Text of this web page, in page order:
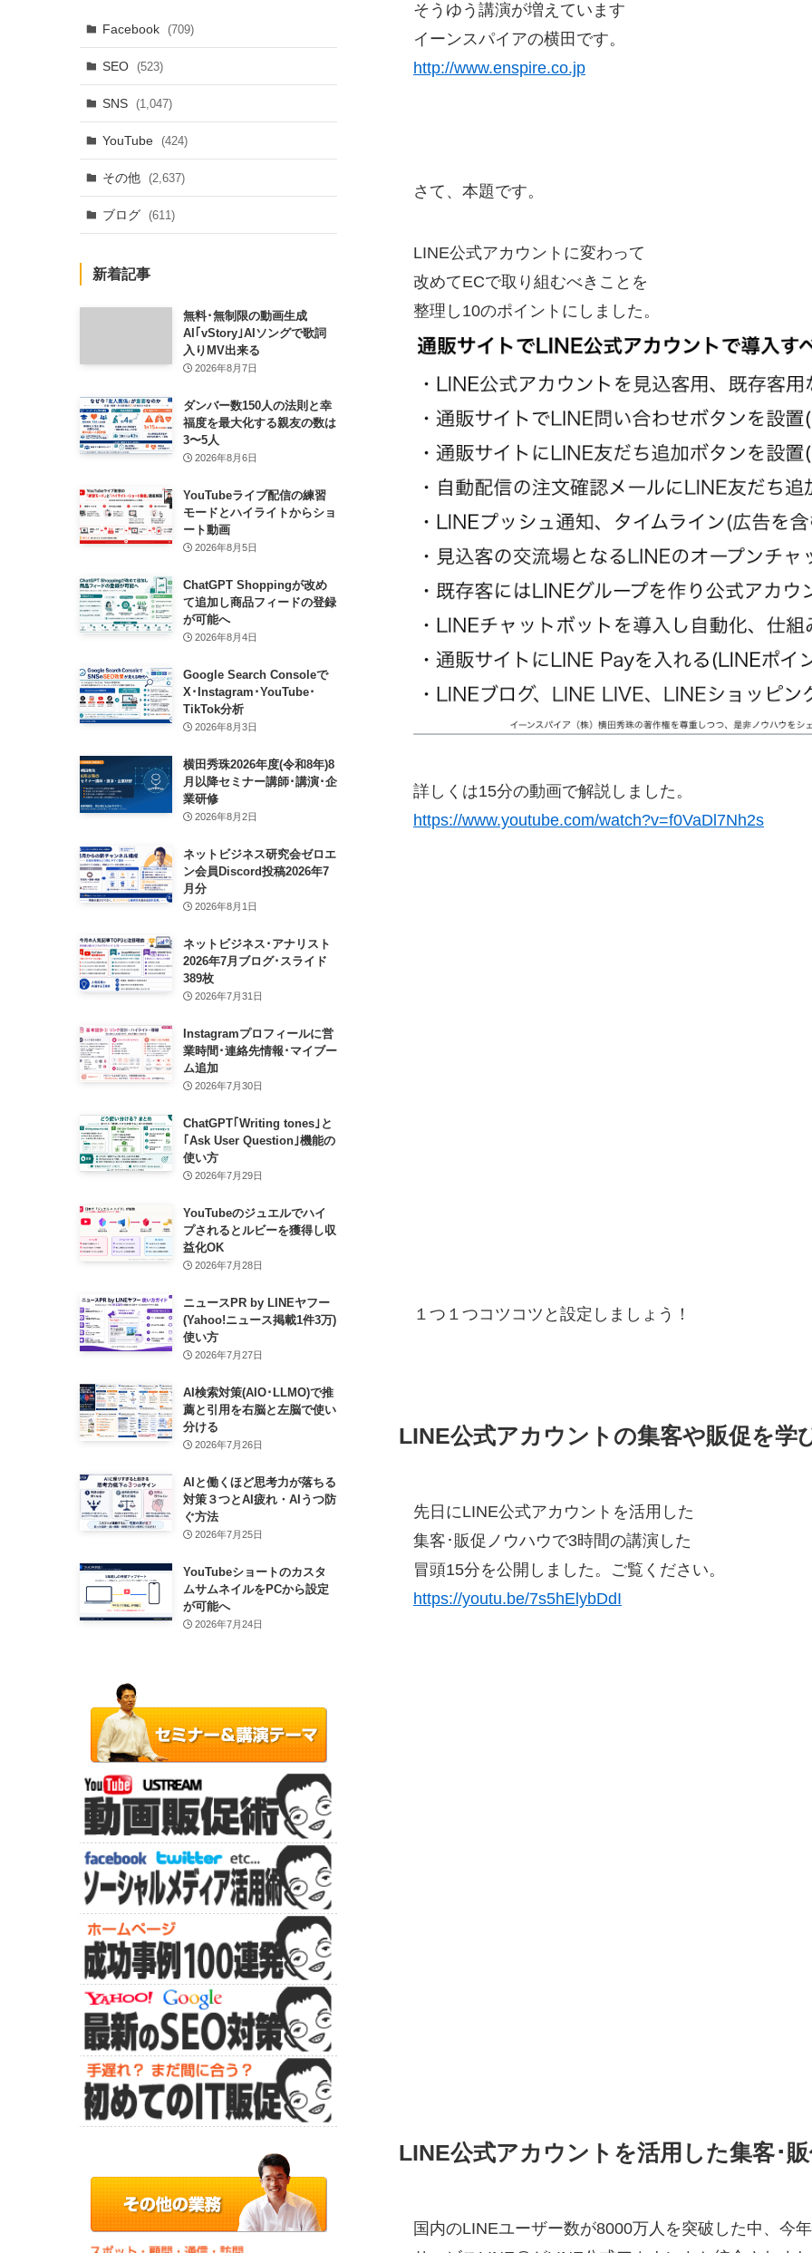
そうゆう講演が増えています
イーンスパイアの横田です。
http://www.enspire.co.jp
さて、本題です。
LINE公式アカウントに変わって
改めてECで取り組むべきことを
整理し10のポイントにしました。
詳しくは15分の動画で解説しました。
https://www.youtube.com/watch?v=f0VaDl7Nh2s
１つ１つコツコツと設定しましょう！
LINE公式アカウントの集客や販促を学
先日にLINE公式アカウントを活用した
集客･販促ノウハウで3時間の講演した
冒頭15分を公開しました。ご覧ください。
https://youtu.be/7s5hElybDdI
LINE公式アカウントを活用した集客･
国内のLINEユーザー数が8000万人を突破した中、今
た
記
事
Facebook (709)
SEO (523)
SNS (1,047)
YouTube (424)
その他 (2,637)
ブログ (611)
新着記事
無料･無制限の動画生成
AI｢vStory｣AIソングで歌詞
入りMV出来る
2026年8月7日
ダンバー数150人の法則と幸
福度を最大化する親友の数は
3〜5人
2026年8月6日
YouTubeライブ配信の練習
モードとハイライトからショ
ート動画
2026年8月5日
ChatGPT Shoppingが改め
て追加し商品フィードの登録
が可能へ
2026年8月4日
Google Search Consoleで
X･Instagram･YouTube･
TikTok分析
2026年8月3日
横田秀珠2026年度(令和8年)8
月以降セミナー講師･講演･企
業研修
2026年8月2日
ネットビジネス研究会ゼロエ
ン会員Discord投稿2026年7
月分
2026年8月1日
ネットビジネス･アナリスト
2026年7月ブログ･スライド
389枚
2026年7月31日
Instagramプロフィールに営
業時間･連絡先情報･マイブー
ム追加
2026年7月30日
ChatGPT｢Writing tones｣と
｢Ask User Question｣機能の
使い方
2026年7月29日
YouTubeのジュエルでハイ
プされるとルビーを獲得し収
益化OK
2026年7月28日
ニュースPR by LINEヤフー
(Yahoo!ニュース掲載1件3万)
使い方
2026年7月27日
AI検索対策(AIO･LLMO)で推
薦と引用を右脳と左脳で使い
分ける
2026年7月26日
AIと働くほど思考力が落ちる
対策３つとAI疲れ・AIうつ防
ぐ方法
2026年7月25日
YouTubeショートのカスタ
ムサムネイルをPCから設定
が可能へ
2026年7月24日